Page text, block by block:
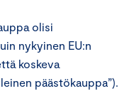
olisi
nykyinen EU:n
koskeva
päästökauppa”).